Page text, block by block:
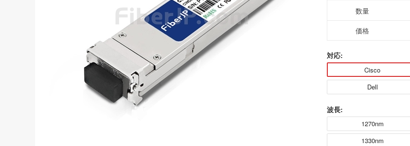
数量
価格
対応:
Cisco
Dell
波長:
1270nm
1330nm